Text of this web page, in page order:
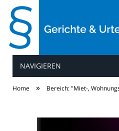
Gerichte
NAVIGIEREN
Home » Bereich: "Miet-,